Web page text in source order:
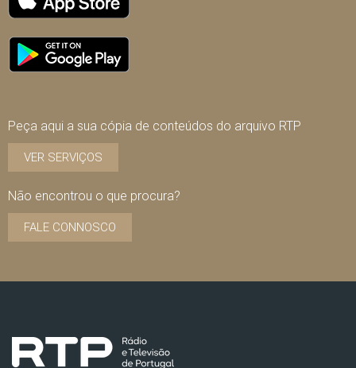
Peça aqui a sua cópia de conteúdos do arquivo RTP
VER SERVIÇOS
Não encontrou o que procura?
FALE CONNOSCO